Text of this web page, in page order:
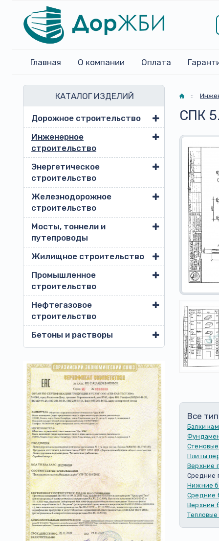
Главная О компании Оплата
КАТАЛОГ ИЗДЕЛИЙ
Дорожное строительство
Инженерное
строительство
Энергетическое
строительство
Железнодорожное
строительство
Мосты, тоннели и
путепроводы
Жилищное строительство
Промышленное
строительство
Нефтегазовое
строительство
Бетоны и растворы
Главная
::
СПК
Все
Балки
Плиты
Верхние
Средние
Нижние
Средние
Верхние